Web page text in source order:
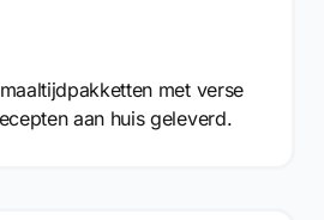
met verse
aan huis geleverd.